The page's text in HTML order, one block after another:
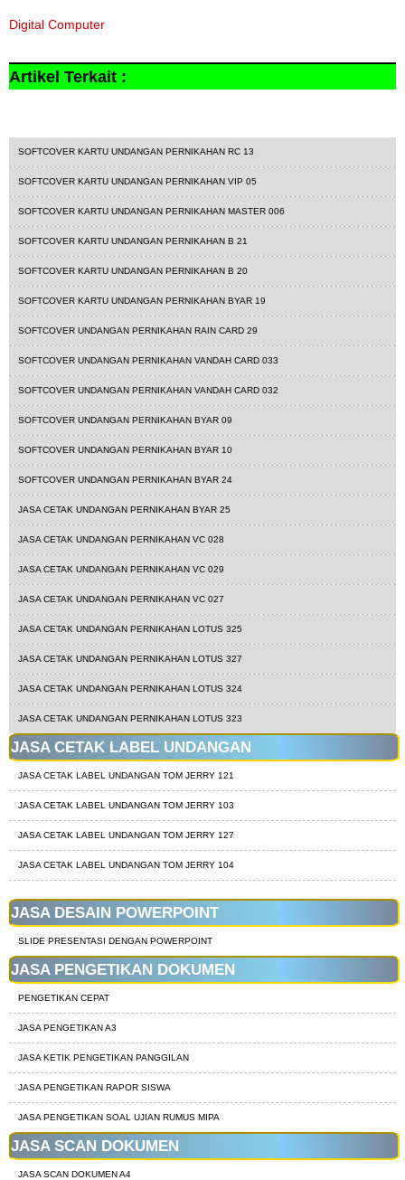
Digital Computer
Artikel Terkait :
SOFTCOVER KARTU UNDANGAN PERNIKAHAN RC 13
SOFTCOVER KARTU UNDANGAN PERNIKAHAN VIP 05
SOFTCOVER KARTU UNDANGAN PERNIKAHAN MASTER 006
SOFTCOVER KARTU UNDANGAN PERNIKAHAN B 21
SOFTCOVER KARTU UNDANGAN PERNIKAHAN B 20
SOFTCOVER KARTU UNDANGAN PERNIKAHAN BYAR 19
SOFTCOVER UNDANGAN PERNIKAHAN RAIN CARD 29
SOFTCOVER UNDANGAN PERNIKAHAN VANDAH CARD 033
SOFTCOVER UNDANGAN PERNIKAHAN VANDAH CARD 032
SOFTCOVER UNDANGAN PERNIKAHAN BYAR 09
SOFTCOVER UNDANGAN PERNIKAHAN BYAR 10
SOFTCOVER UNDANGAN PERNIKAHAN BYAR 24
JASA CETAK UNDANGAN PERNIKAHAN BYAR 25
JASA CETAK UNDANGAN PERNIKAHAN VC 028
JASA CETAK UNDANGAN PERNIKAHAN VC 029
JASA CETAK UNDANGAN PERNIKAHAN VC 027
JASA CETAK UNDANGAN PERNIKAHAN LOTUS 325
JASA CETAK UNDANGAN PERNIKAHAN LOTUS 327
JASA CETAK UNDANGAN PERNIKAHAN LOTUS 324
JASA CETAK UNDANGAN PERNIKAHAN LOTUS 323
JASA CETAK LABEL UNDANGAN
JASA CETAK LABEL UNDANGAN TOM JERRY 121
JASA CETAK LABEL UNDANGAN TOM JERRY 103
JASA CETAK LABEL UNDANGAN TOM JERRY 127
JASA CETAK LABEL UNDANGAN TOM JERRY 104
JASA DESAIN POWERPOINT
SLIDE PRESENTASI DENGAN POWERPOINT
JASA PENGETIKAN DOKUMEN
PENGETIKAN CEPAT
JASA PENGETIKAN A3
JASA KETIK PENGETIKAN PANGGILAN
JASA PENGETIKAN RAPOR SISWA
JASA PENGETIKAN SOAL UJIAN RUMUS MIPA
JASA SCAN DOKUMEN
JASA SCAN DOKUMEN A4